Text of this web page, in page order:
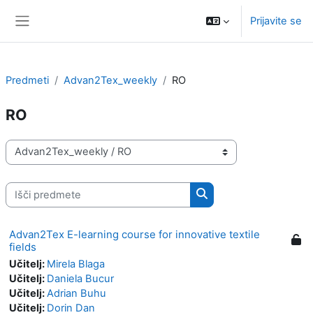
Prijavite se
Predmeti Advan2Tex_weekly RO
RO
Kategorije predmetov
Išči predmete
Išči predmete
Advan2Tex E-learning course for innovative textile
fields
Učitelj: Mirela Blaga
Učitelj: Daniela Bucur
Učitelj:Adrian Buhu
Učitelj: Dorin Dan